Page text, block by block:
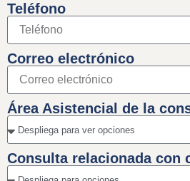
Teléfono
Correo electrónico
Área Asistencial de la
Consulta relacionada con